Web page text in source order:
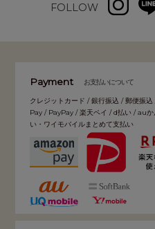
FOLLOW
Payment お支払いについて
クレジットカード / 銀行振込 / 郵便振
Pay / PayPay / 楽天ペイ / d払い / au
い・ワイモバイルまとめて支払い